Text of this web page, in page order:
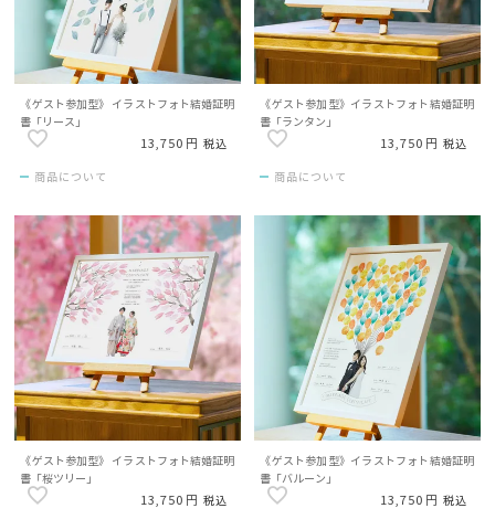
《ゲスト参加型》 イラストフォト結婚証明
書「リース」
13,750 税込
商品について
《ゲスト参加型》イラストフォト結婚証明
書「ランタン」
13,750 税込
商品について
《ゲスト参加型》 イラストフォト結婚証明
書「桜ツリー」
13,750 税込
《ゲスト参加型》イラストフォト結婚証明
書「バルーン」
13,750 税込